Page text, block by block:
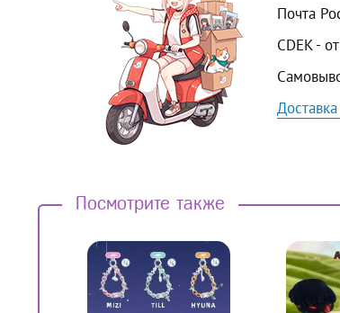
Почта
CDEK -
Посмотрите также